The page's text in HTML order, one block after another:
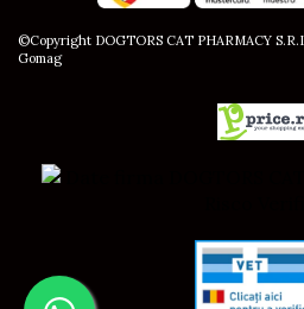
©Copyright DOGTORS CAT PHARMACY
Gomag